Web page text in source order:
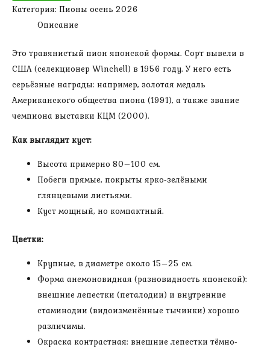
Кап
Категория: Пионы осень 2026
Описание
Это травянистый пион японской формы. Сорт вывели в
США (селекционер Winchell) в 1956 году. У него есть
серьёзные награды: например, золотая медаль
Американского общества пиона (1991), а также звание
чемпиона выставки КЦМ (2000).
Как выглядит куст:
Высота примерно 80–100 см.
Побеги прямые, покрыты ярко-зелёными
глянцевыми листьями.
Куст мощный, но компактный.
Цветки:
Крупные, в диаметре около 15–25 см.
Форма анемоновидная (разновидность японской):
внешние лепестки (петалодии) и внутренние
стаминодии (видоизменённые тычинки) хорошо
различимы.
Окраска контрастная: внешние лепестки тёмно-